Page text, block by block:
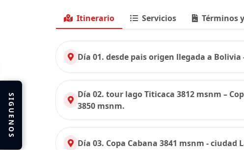
Itinerario Servicios Términos
Día 01. desde pais origen llegada a Bolivia
Día 02. tour lago Titicaca 3812 msnm –
3850 msnm.
Día 03. Copa Cabana 3841 msnm - ciudad
SIGUENOS